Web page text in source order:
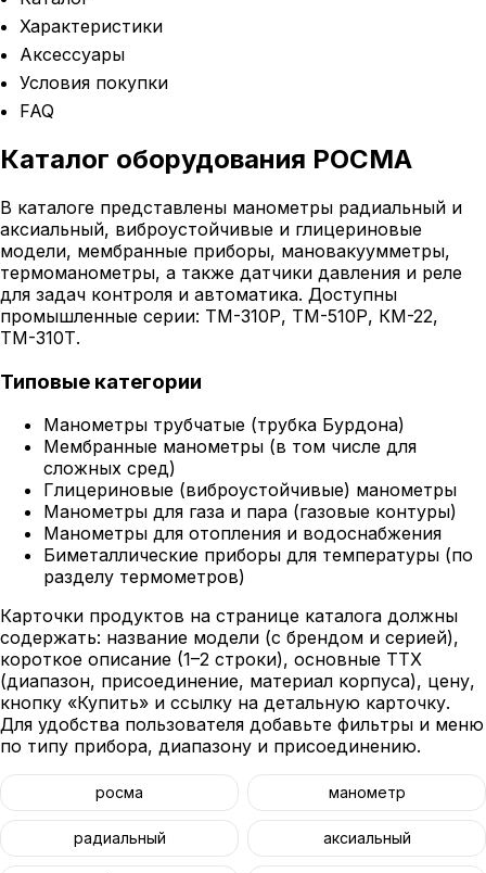
Характеристики
Аксессуары
Условия покупки
FAQ
Каталог оборудования РОСМА
В каталоге представлены манометры радиальный и
аксиальный, виброустойчивые и глицериновые
модели, мембранные приборы, мановакуумметры,
термоманометры, а также датчики давления и реле
для задач контроля и автоматика. Доступны
промышленные серии: ТМ-310Р, ТМ-510Р, КМ-22,
ТМ-310Т.
Типовые категории
Манометры трубчатые (трубка Бурдона)
Мембранные манометры (в том числе для
сложных сред)
Глицериновые (виброустойчивые) манометры
Манометры для газа и пара (газовые контуры)
Манометры для отопления и водоснабжения
Биметаллические приборы для температуры (по
разделу термометров)
Карточки продуктов на странице каталога должны
содержать: название модели (с брендом и серией),
короткое описание (1–2 строки), основные ТТХ
(диапазон, присоединение, материал корпуса), цену,
кнопку «Купить» и ссылку на детальную карточку.
Для удобства пользователя добавьте фильтры и меню
по типу прибора, диапазону и присоединению.
росма манометр
радиальный аксиальный